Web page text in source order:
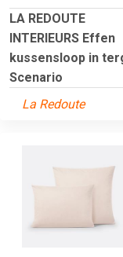
LA REDOUTE
INTERIEURS Effen
kussensloop in
Scenario
La Redoute